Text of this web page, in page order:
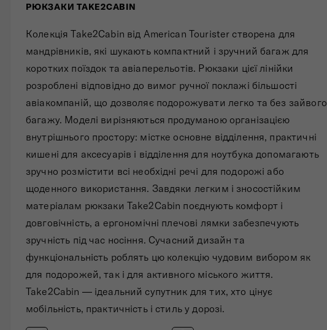
Складані сумки
Дивитись все
РЮКЗАКИ TAKE2CABIN
Колекція Take2Cabin від American Tourister створена для
мандрівників, які шукають компактний і зручний багаж для
коротких поїздок та авіаперельотів. Рюкзаки цієї лінійки
розроблені відповідно до вимог ручної поклажі більшості
авіакомпаній, що дозволяє подорожувати легко та без зайвого
багажу. Моделі вирізняються продуманою організацією
внутрішнього простору: містке основне відділення, практичні
кишені для аксесуарів і відділення для ноутбука допомагають
зручно розмістити всі необхідні речі для подорожі або
щоденного використання. Завдяки легким і зносостійким
матеріалам рюкзаки Take2Cabin поєднують комфорт і
довговічність, а ергономічні плечові лямки забезпечують
зручність під час носіння. Сучасний дизайн та
функціональність роблять цю колекцію чудовим вибором як
для подорожей, так і для активного міського життя.
Take2Cabin — ідеальний супутник для тих, хто цінує
мобільність, практичність і стиль у дорозі.